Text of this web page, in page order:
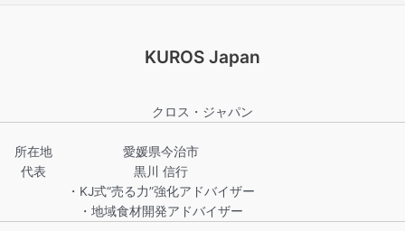
KUROS Japan
クロス・ジャパン
所在地
代表
愛媛県今治市
黒川 信行
・KJ式“売る力”強化アドバイザー
・地域食材開発アドバイザー